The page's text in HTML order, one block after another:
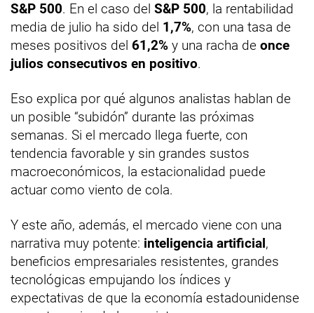
S&P 500. En el caso del S&P 500, la rentabilidad
media de julio ha sido del 1,7%, con una tasa de
meses positivos del 61,2% y una racha de once
julios consecutivos en positivo.
Eso explica por qué algunos analistas hablan de
un posible “subidón” durante las próximas
semanas. Si el mercado llega fuerte, con
tendencia favorable y sin grandes sustos
macroeconómicos, la estacionalidad puede
actuar como viento de cola.
Y este año, además, el mercado viene con una
narrativa muy potente: inteligencia artificial,
beneficios empresariales resistentes, grandes
tecnológicas empujando los índices y
expectativas de que la economía estadounidense